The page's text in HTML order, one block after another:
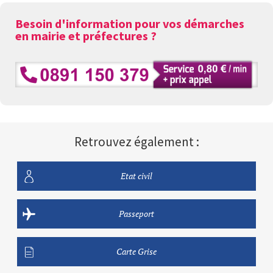
Besoin d'information pour vos démarches
en mairie et préfectures ?
Retrouvez également :
Etat civil
Passeport
Carte Grise